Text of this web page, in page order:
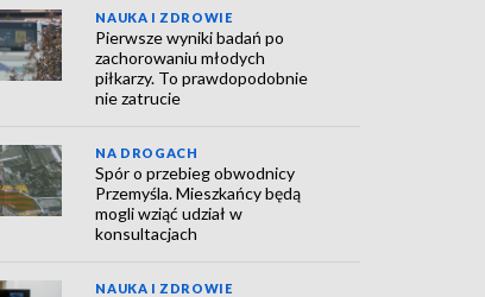
NAUKA I ZDROWIE
Pierwsze wyniki badań po
zachorowaniu młodych
piłkarzy. To prawdopodobnie
nie zatrucie
NA DROGACH
Spór o przebieg obwodnicy
Przemyśla. Mieszkańcy będą
mogli wziąć udział w
konsultacjach
NAUKA I ZDROWIE